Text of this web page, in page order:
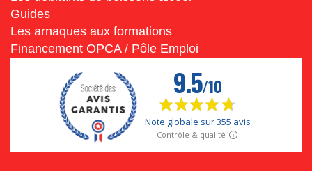
Guides
Les arnaques aux formations
Financement OPCA / Pôle Emploi